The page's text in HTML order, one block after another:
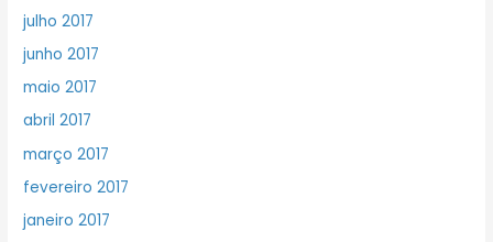
julho 2017
junho 2017
maio 2017
abril 2017
março 2017
fevereiro 2017
janeiro 2017